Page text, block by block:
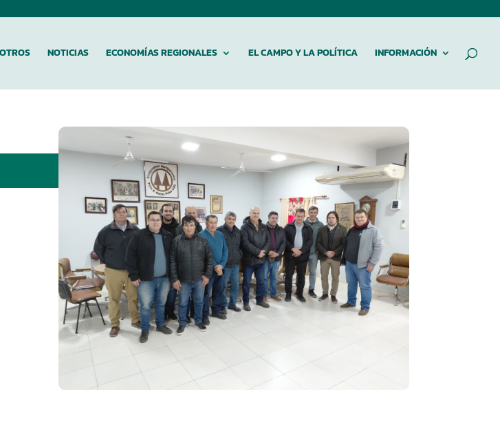
NOTICIAS ECONOMÍAS REGIONALES EL CAMPO Y LA POLÍTICA INFORMACIÓN